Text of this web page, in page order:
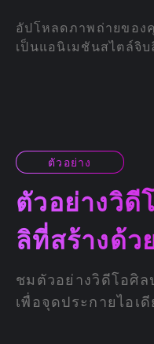
อัปโหลดภาพถ่ายของ
เป็นแอนิเมชันสไตล์จิ
ตัวอย่าง
ตัวอย่างวิดี
ลิที่สร้างด้ว
ชมตัวอย่างวิดีโอศิ
เพื่อจุดประกายไอเ